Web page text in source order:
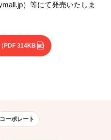
）等にて発売いたしま
（PDF 314KB）
コーポレート